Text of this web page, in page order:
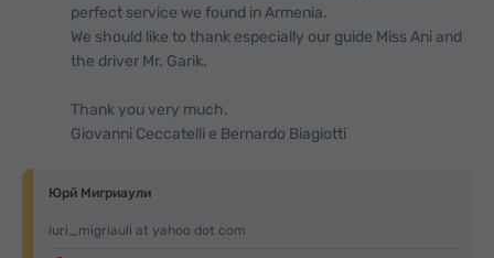
perfect service we found in Armenia.
We should like to thank especially our guide Miss Ani and
the driver Mr. Garik.
Thank you very much.
Giovanni Ceccatelli e Bernardo Biagiotti
Юрй Мигриаули
iuri_migriauli at yahoo dot com